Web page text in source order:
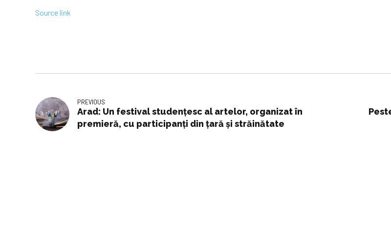
Source link
PREVIOUS
Arad: Un festival studențesc al artelor, organizat în
premieră, cu participanți din țară și străinătate